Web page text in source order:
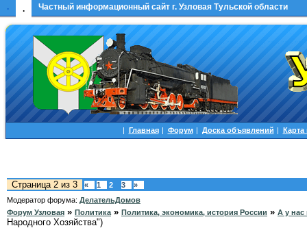
. . Частный информационный сайт г. Узловая Тульской области
| Главная | Форум | Доска объявлений | Карта
Страница 2 из 3 « 1 2 3
»
Модератор форума: ДелательДомов
Форум Узловая » Политика » Политика, экономика, история России » А у нас
Народного Хозяйства")